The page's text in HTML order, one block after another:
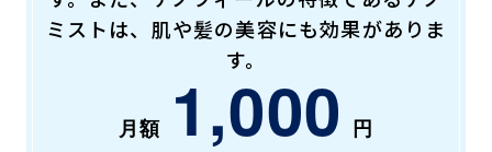
キャンペーン 料金のご案内
店舗情報・サービス
スタジオプログラム情報
JOYFIT24 JOYFIT YOGA
店舗を探す
ミストは、肌や髪の美容にも効果がありま
す。
1,000